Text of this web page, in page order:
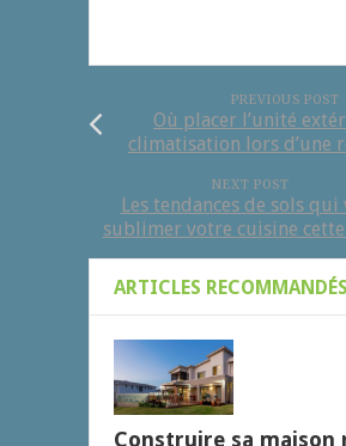
PREVIOUS POST
Où placer l’unité
climatisation lors d’une
NEXT POST
Les tendances de sols qui
sublimer votre cuisine cette
ARTICLES RECOMMANDÉS
Construire sa maison